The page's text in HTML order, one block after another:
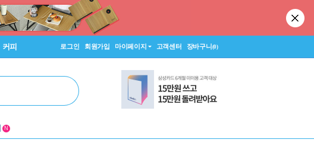
커피 로그인 회원가입 마이페이지 고객센터 장바구니(0)
N